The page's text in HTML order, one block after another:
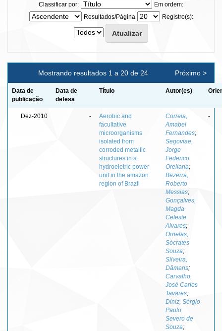
Classificar por:
Em ordem:
Resultados/Página
Registro(s):
Mostrando resultados 1 a 20 de 24 Próximo >
Data de
publicação
Data de
defesa
Título Autor(es)
Dez-2010 -
Aerobic and
facultative
microorganisms
isolated from
corroded metallic
structures in a
hydroeletric power
unit in the amazon
region of Brazil
Correia,
Amabel
Fernandes;
Segoviae,
Jorge
Federico
Orellana;
Bezerra,
Roberto
Messias;
Gonçalves,
Magda
Celeste
Alvares;
Ornelas,
Sócrates
Souza;
Silveira,
Dâmaris;
Carvalho,
José Carlos
Tavares;
Diniz, Sérgio
Paulo
Severo de
Souza;
-